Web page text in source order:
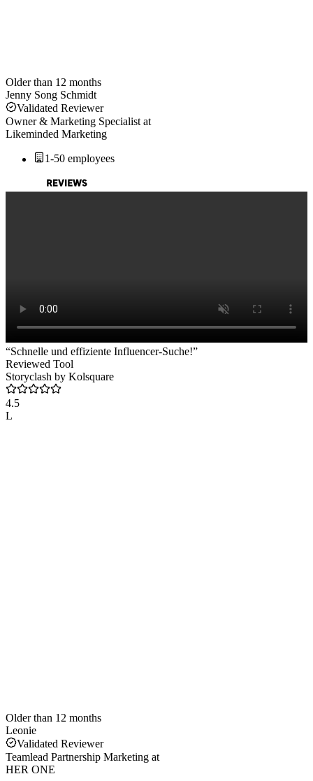
Older than 12 months
Jenny Song Schmidt
Validated Reviewer
Owner & Marketing Specialist at
Likeminded Marketing
1-50 employees
“Schnelle und effiziente Influencer-Suche!”
Reviewed Tool
Storyclash by Kolsquare
4.5
L
Older than 12 months
Leonie
Validated Reviewer
Teamlead Partnership Marketing at
HER ONE